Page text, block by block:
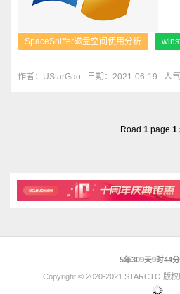
SpaceSniffer磁盘空间使用分析
作者：UStarGao 日期：2021-06-19 人
Road 1page 1
5年309天9时44
Copyright © 2020-2021 STARCTO 版权